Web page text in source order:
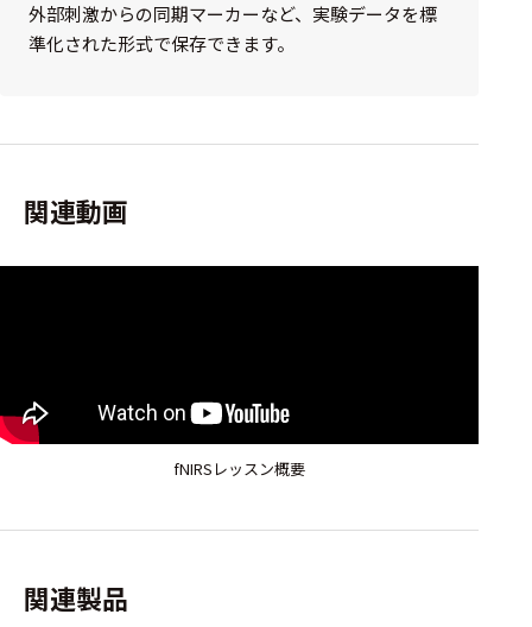
外部刺激からの同期マーカーなど、実験データを標
準化された形式で保存できます。
関連動画
fNIRSレッスン概要
関連製品